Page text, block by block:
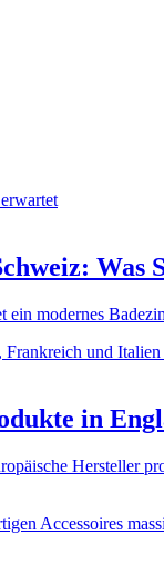
Was
ein modernes
in
Hersteller